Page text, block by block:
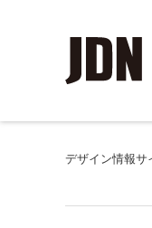
デザイン情報サ